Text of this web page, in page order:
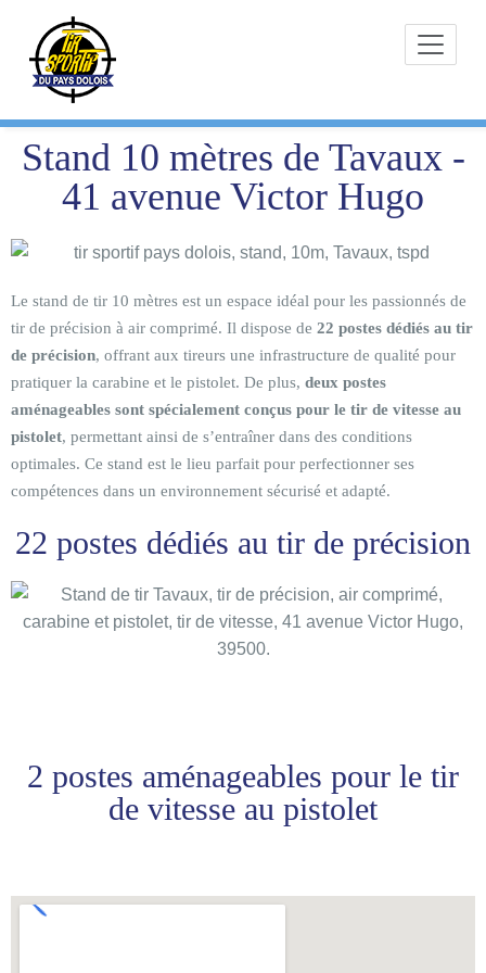
content
Stand 10 mètres de Tavaux -
41 avenue Victor Hugo
Le stand de tir 10 mètres est un espace idéal pour les passionnés de
tir de précision à air comprimé. Il dispose de 22 postes dédiés au tir
de précision, offrant aux tireurs une infrastructure de qualité pour
pratiquer la carabine et le pistolet. De plus, deux postes
aménageables sont spécialement conçus pour le tir de vitesse au
pistolet, permettant ainsi de s’entraîner dans des conditions
optimales. Ce stand est le lieu parfait pour perfectionner ses
compétences dans un environnement sécurisé et adapté.
22 postes dédiés au tir de précision
2 postes aménageables pour le tir
de vitesse au pistolet